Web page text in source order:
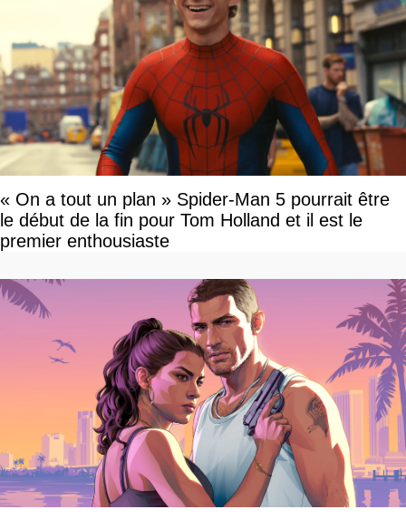
« On a tout un plan » Spider-Man 5 pourrait être
le début de la fin pour Tom Holland et il est le
premier enthousiaste